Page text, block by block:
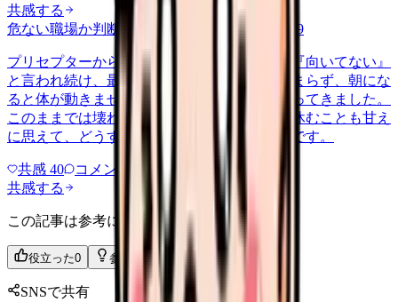
共感する
危ない職場か判断してほしい
harassment 2026/6/9
プリセプターから毎日のように『辞めれば』『向いてない』
と言われ続け、最近は職場が近づくと涙が止まらず、朝にな
ると体が動きません。食事も喉を通らなくなってきました。
このままでは壊れてしまう気がします。でも休むことも甘え
に思えて、どうすればいいのか分からないんです。
共感 40 コメント
共感する
この記事は参考になりましたか？
役立った0 参考になった
SNSで共有